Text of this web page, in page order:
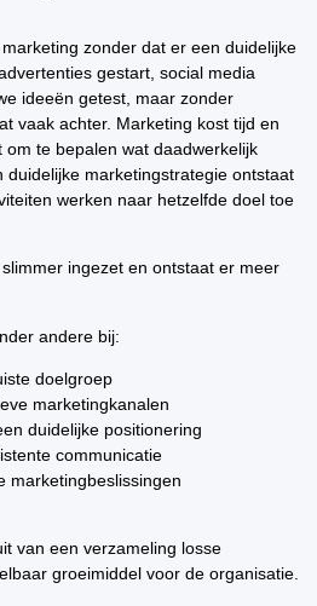
zonder dat er een duidelijke
gestart, social media
ideeën getest, maar zonder
vaak achter. Marketing kost tijd en
om te bepalen wat daadwerkelijk
duidelijke marketingstrategie ontstaat
werken naar hetzelfde doel toe
ingezet en ontstaat er meer
andere bij:
doelgroep
marketingkanalen
duidelijke positionering
communicatie
marketingbeslissingen
van een verzameling losse
groeimiddel voor de organisatie.